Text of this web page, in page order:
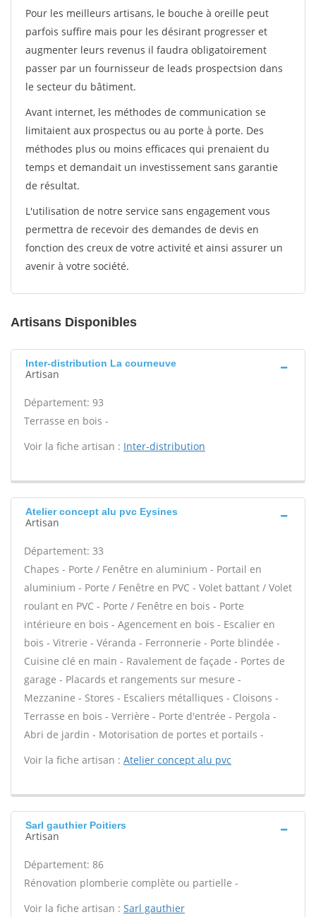
Pour les meilleurs artisans, le bouche à oreille peut
parfois suffire mais pour les désirant progresser et
augmenter leurs revenus il faudra obligatoirement
passer par un fournisseur de leads prospectsion dans
le secteur du bâtiment.
Avant internet, les méthodes de communication se
limitaient aux prospectus ou au porte à porte. Des
méthodes plus ou moins efficaces qui prenaient du
temps et demandait un investissement sans garantie
de résultat.
L'utilisation de notre service sans engagement vous
permettra de recevoir des demandes de devis en
fonction des creux de votre activité et ainsi assurer un
avenir à votre société.
Artisans Disponibles
Inter-distribution La courneuve
Artisan
Département: 93
Terrasse en bois -
Voir la fiche artisan : Inter-distribution
Atelier concept alu pvc Eysines
Artisan
Département: 33
Chapes - Porte / Fenêtre en aluminium - Portail en
aluminium - Porte / Fenêtre en PVC - Volet battant / Volet
roulant en PVC - Porte / Fenêtre en bois - Porte
intérieure en bois - Agencement en bois - Escalier en
bois - Vitrerie - Véranda - Ferronnerie - Porte blindée -
Cuisine clé en main - Ravalement de façade - Portes de
garage - Placards et rangements sur mesure -
Mezzanine - Stores - Escaliers métalliques - Cloisons -
Terrasse en bois - Verrière - Porte d'entrée - Pergola -
Abri de jardin - Motorisation de portes et portails -
Voir la fiche artisan : Atelier concept alu pvc
Sarl gauthier Poitiers
Artisan
Département: 86
Rénovation plomberie complète ou partielle -
Voir la fiche artisan : Sarl gauthier